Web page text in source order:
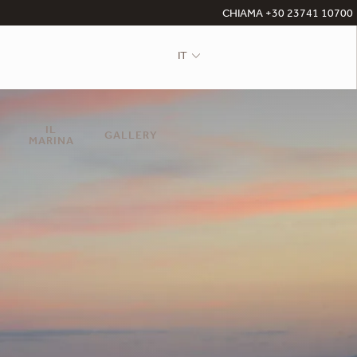
CHIAMA +30 23741 10700
IL
MARINA
GALLERY
IT